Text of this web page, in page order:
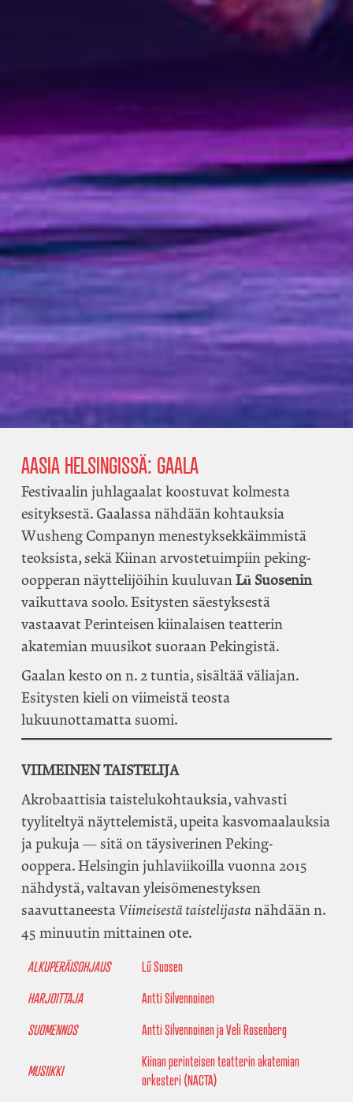
AASIA HELSINGISSÄ: GAALA
Festivaalin juhlagaalat koostuvat kolmesta
esityksestä. Gaalassa nähdään kohtauksia
Wusheng Companyn menestyksekkäimmistä
teoksista, sekä Kiinan arvostetuimpiin peking-
oopperan näyttelijöihin kuuluvanLü Suosenin
vaikuttava soolo. Esitysten säestyksestä
vastaavat Perinteisen kiinalaisen teatterin
akatemian muusikot suoraan Pekingistä.
Gaalan kesto on n. 2 tuntia, sisältää väliajan.
Esitysten kieli on viimeistä teosta
lukuunottamatta suomi.
VIIMEINEN TAISTELIJA
Akrobaattisia taistelukohtauksia, vahvasti
tyyliteltyä näyttelemistä, upeita kasvomaalauksia
ja pukuja — sitä on täysiverinen Peking-
ooppera. Helsingin juhlaviikoilla vuonna 2015
nähdystä, valtavan yleisömenestyksen
saavuttaneestaViimeisestä taistelijastanähdään n.
45 minuutin mittainen ote.
ALKUPERÄISOHJAUS
Lű Suosen
HARJOITTAJA
Antti Silvennoinen
SUOMENNOS
Antti Silvennoinen ja Veli Rosenberg
MUSIIKKI
Kiinan perinteisen teatterin akatemian
orkesteri (NACTA)